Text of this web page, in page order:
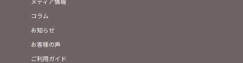
コラム
お知らせ
お客様の声
ご利用ガイド